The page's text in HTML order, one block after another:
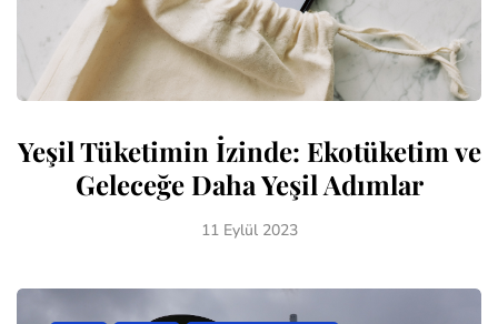
Yeşil Tüketimin İzinde: Ekotüketim ve
Geleceğe Daha Yeşil Adımlar
11 Eylül 2023